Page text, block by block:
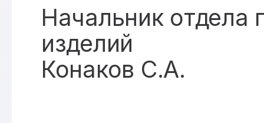
Начальник отдела
изделий
Конаков С.А.